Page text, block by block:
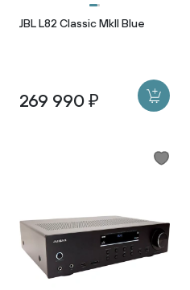
JBL L82 Classic MkII Blue
269 990 ₽